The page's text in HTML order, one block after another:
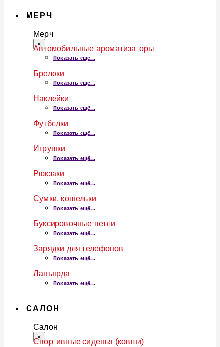
МЕРЧ
Мерч
×
Автомобильные ароматизаторы
Показать ещё...
Брелоки
Показать ещё...
Наклейки
Показать ещё...
Футболки
Показать ещё...
Игрушки
Показать ещё...
Рюкзаки
Показать ещё...
Сумки, кошельки
Показать ещё...
Буксировочные петли
Показать ещё...
Зарядки для телефонов
Показать ещё...
Ланьярда
Показать ещё...
САЛОН
Салон
×
Спортивные сиденья (ковши)